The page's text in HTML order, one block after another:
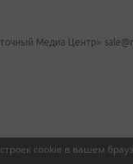
cookie в вашем
Медиа Центр»